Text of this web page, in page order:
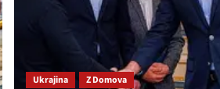
Ukrajina Z Domova